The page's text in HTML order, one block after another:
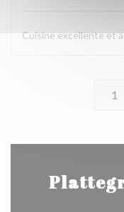
Cuisine excellente et
1